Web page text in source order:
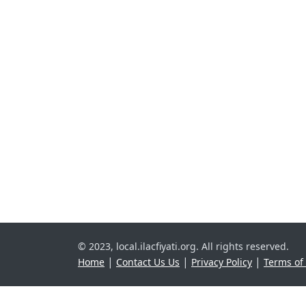
© 2023, local.ilacfiyati.org. All rights reserved.
Home | Contact Us Us | Privacy Policy | Terms of